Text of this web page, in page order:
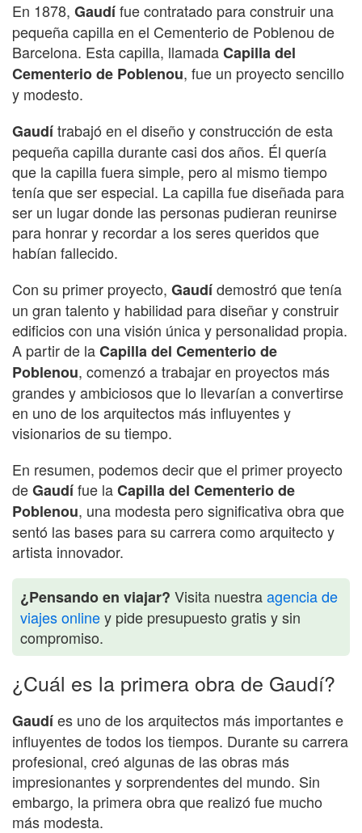
En 1878, Gaudífue contratado para construir una
pequeña capilla en el Cementerio de Poblenou de
Barcelona. Esta capilla, llamadaCapilla del
Cementerio de Poblenou, fue un proyecto sencillo
y modesto.
Gaudítrabajó en el diseño y construcción de esta
pequeña capilla durante casi dos años. Él quería
que la capilla fuera simple, pero al mismo tiempo
tenía que ser especial. La capilla fue diseñada para
ser un lugar donde las personas pudieran reunirse
para honrar y recordar a los seres queridos que
habían fallecido.
Con su primer proyecto, Gaudídemostró que tenía
un gran talento y habilidad para diseñar y construir
edificios con una visión única y personalidad propia.
A partir de laCapilla del Cementerio de
Poblenou, comenzó a trabajar en proyectos más
grandes y ambiciosos que lo llevarían a convertirse
en uno de los arquitectos más influyentes y
visionarios de su tiempo.
En resumen, podemos decir que el primer proyecto
deGaudífue laCapilla del Cementerio de
Poblenou, una modesta pero significativa obra que
sentó las bases para su carrera como arquitecto y
artista innovador.
¿Pensando en viajar? Visita nuestraagencia de
viajes onliney pide presupuesto gratis y sin
compromiso.
¿Cuál es la primera obra de Gaudí?
Gaudíes uno de los arquitectos más importantes e
influyentes de todos los tiempos. Durante su carrera
profesional, creó algunas de las obras más
impresionantes y sorprendentes del mundo. Sin
embargo, la primera obra que realizó fue mucho
más modesta.